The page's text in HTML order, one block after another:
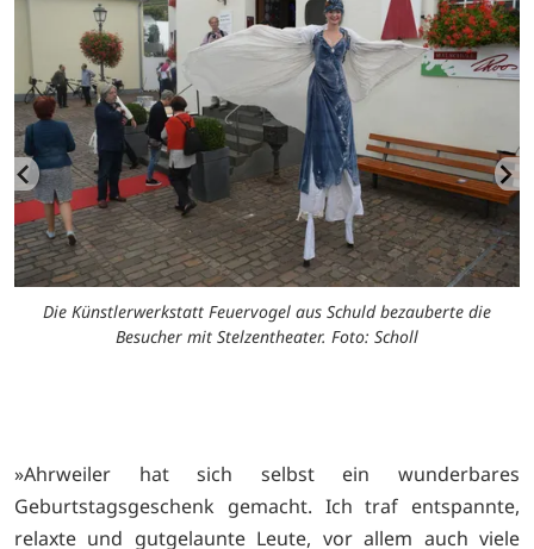
Die Künstlerwerkstatt Feuervogel aus Schuld bezauberte die
Besucher mit Stelzentheater. Foto: Scholl
»Ahrweiler hat sich selbst ein wunderbares
Geburtstagsgeschenk gemacht. Ich traf entspannte,
relaxte und gutgelaunte Leute, vor allem auch viele